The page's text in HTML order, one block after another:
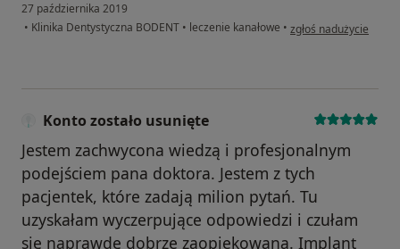
27 października 2019
• Klinika Dentystyczna BODENT • leczenie kanałowe • w opinii użytkownika
zgłoś nadużycie
Konto zostało usunięte
Jestem zachwycona wiedzą i profesjonalnym
podejściem pana doktora. Jestem z tych
pacjentek, które zadają milion pytań. Tu
uzyskałam wyczerpujące odpowiedzi i czułam
się naprawdę dobrze zaopiekowana. Implant